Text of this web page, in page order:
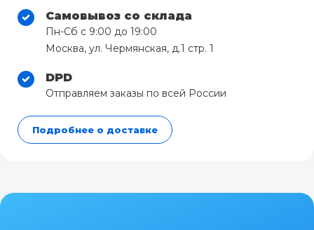
Самовывоз со склада
Пн-Сб с 9:00 до 19:00
Москва, ул. Чермянская, д.1 стр. 1
DPD
Отправляем заказы по всей России
Подробнее о доставке